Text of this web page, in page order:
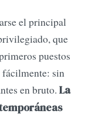
el principal
que
puestos
fácilmente: sin
en bruto. La